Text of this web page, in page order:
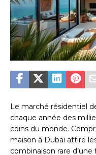
Le marché résidentiel
chaque année des
coins du monde.
maison à Dubaï attire
combinaison rare